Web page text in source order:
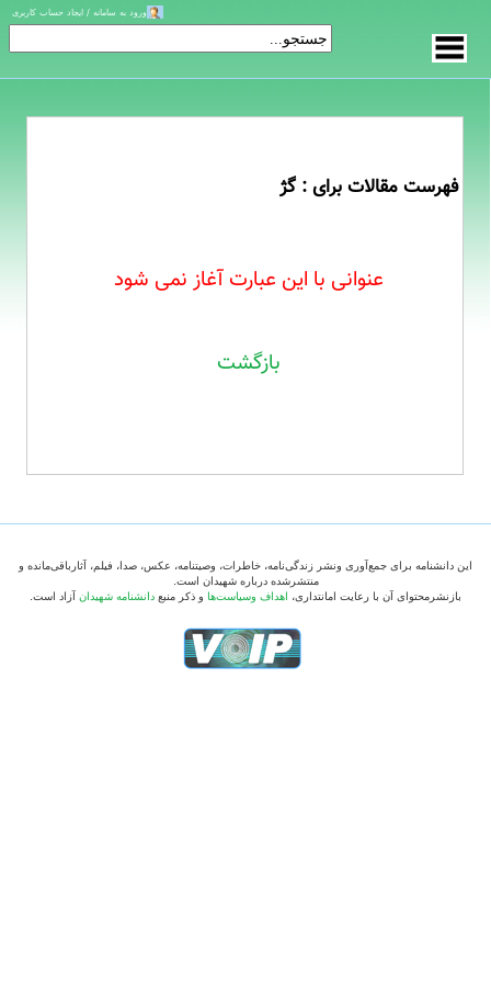
فهرست مقالات برای : گژ
عنوانی با این عبارت آغاز نمی شود
بازگشت
ورود به سامانه / ایجاد حساب کاربری
این دانشنامه برای جمع‌آوری ونشر زندگی‌نامه، خاطرات، وصیتنامه، عکس، صدا، فیلم، آثارباقی‌مانده و
منتشرشده درباره شهیدان است.
بازنشرمحتوای آن با رعایت امانتداری، اهداف وسیاست‌ها و ذکر منبع دانشنامه شهیدان آزاد است.